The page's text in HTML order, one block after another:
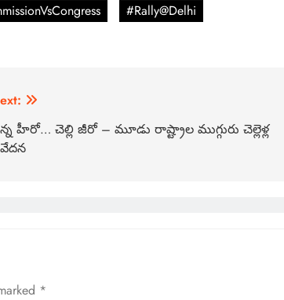
#Rally@Delhi
హీరో… చెల్లి జీరో – మూడు రాష్ట్రాల ముగ్గురు చెల్లెళ్ల
*